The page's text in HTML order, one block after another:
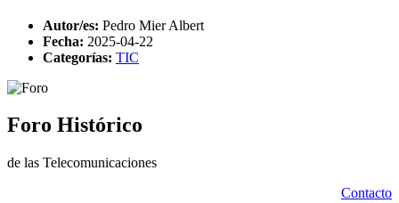
Autor/es: Pedro Mier Albert
Fecha: 2025-04-22
Categorías: TIC
Foro Histórico
de las Telecomunicaciones
Contacto